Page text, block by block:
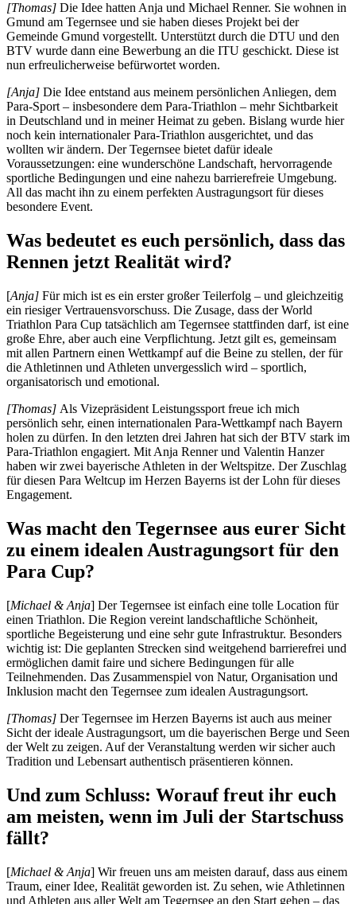
[Thomas] Die Idee hatten Anja und Michael Renner. Sie wohnen in
Gmund am Tegernsee und sie haben dieses Projekt bei der
Gemeinde Gmund vorgestellt. Unterstützt durch die DTU und den
BTV wurde dann eine Bewerbung an die ITU geschickt. Diese ist
nun erfreulicherweise befürwortet worden.
[Anja] Die Idee entstand aus meinem persönlichen Anliegen, dem
Para-Sport – insbesondere dem Para-Triathlon – mehr Sichtbarkeit
in Deutschland und in meiner Heimat zu geben. Bislang wurde hier
noch kein internationaler Para-Triathlon ausgerichtet, und das
wollten wir ändern. Der Tegernsee bietet dafür ideale
Voraussetzungen: eine wunderschöne Landschaft, hervorragende
sportliche Bedingungen und eine nahezu barrierefreie Umgebung.
All das macht ihn zu einem perfekten Austragungsort für dieses
besondere Event.
Was bedeutet es euch persönlich, dass das
Rennen jetzt Realität wird?
[Anja] Für mich ist es ein erster großer Teilerfolg – und gleichzeitig
ein riesiger Vertrauensvorschuss. Die Zusage, dass der World
Triathlon Para Cup tatsächlich am Tegernsee stattfinden darf, ist eine
große Ehre, aber auch eine Verpflichtung. Jetzt gilt es, gemeinsam
mit allen Partnern einen Wettkampf auf die Beine zu stellen, der für
die Athletinnen und Athleten unvergesslich wird – sportlich,
organisatorisch und emotional.
[Thomas] Als Vizepräsident Leistungssport freue ich mich
persönlich sehr, einen internationalen Para-Wettkampf nach Bayern
holen zu dürfen. In den letzten drei Jahren hat sich der BTV stark im
Para-Triathlon engagiert. Mit Anja Renner und Valentin Hanzer
haben wir zwei bayerische Athleten in der Weltspitze. Der Zuschlag
für diesen Para Weltcup im Herzen Bayerns ist der Lohn für dieses
Engagement.
Was macht den Tegernsee aus eurer Sicht
zu einem idealen Austragungsort für den
Para Cup?
[Michael & Anja] Der Tegernsee ist einfach eine tolle Location für
einen Triathlon. Die Region vereint landschaftliche Schönheit,
sportliche Begeisterung und eine sehr gute Infrastruktur. Besonders
wichtig ist: Die geplanten Strecken sind weitgehend barrierefrei und
ermöglichen damit faire und sichere Bedingungen für alle
Teilnehmenden. Das Zusammenspiel von Natur, Organisation und
Inklusion macht den Tegernsee zum idealen Austragungsort.
[Thomas] Der Tegernsee im Herzen Bayerns ist auch aus meiner
Sicht der ideale Austragungsort, um die bayerischen Berge und Seen
der Welt zu zeigen. Auf der Veranstaltung werden wir sicher auch
Tradition und Lebensart authentisch präsentieren können.
Und zum Schluss: Worauf freut ihr euch
am meisten, wenn im Juli der Startschuss
fällt?
[Michael & Anja] Wir freuen uns am meisten darauf, dass aus einem
Traum, einer Idee, Realität geworden ist. Zu sehen, wie Athletinnen
und Athleten aus aller Welt am Tegernsee an den Start gehen – das